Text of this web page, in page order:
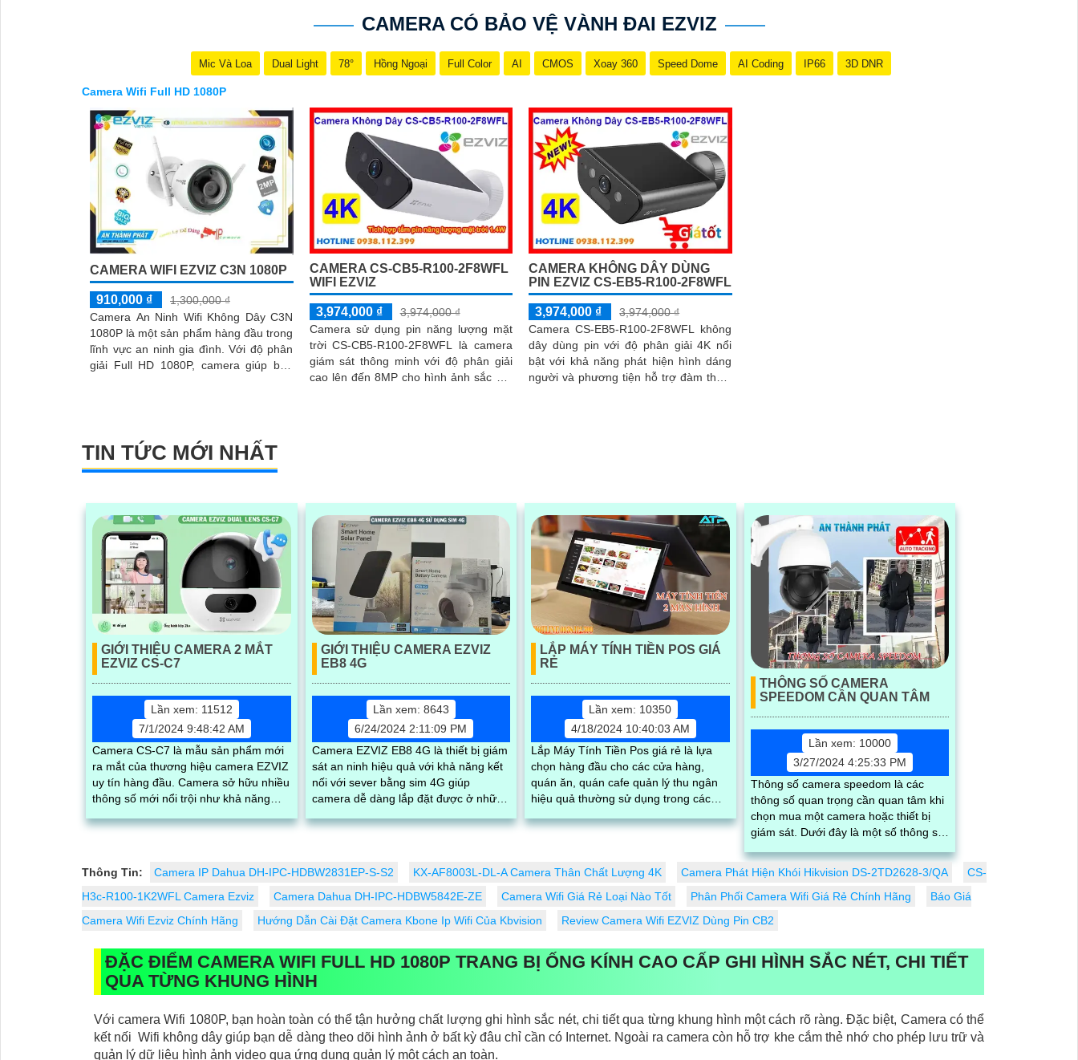
CAMERA CÓ BẢO VỆ VÀNH ĐAI EZVIZ
Mic Và Loa Dual Light 78° Hồng Ngoại Full Color AI CMOS Xoay 360 Speed Dome AI Coding IP66 3D DNR
Camera Wifi Full HD 1080P
CAMERA WIFI EZVIZ C3N 1080P
910,000 ₫
1,300,000 ₫
Camera An Ninh Wifi Không Dây C3N
1080P là một sản phẩm hàng đầu trong
lĩnh vực an ninh gia đình. Với độ phân
giải Full HD 1080P, camera giúp bạn
CAMERA CS-CB5-R100-2F8WFL
WIFI EZVIZ
3,974,000 ₫
3,974,000 ₫
Camera sử dụng pin năng lượng mặt
trời CS-CB5-R100-2F8WFL là camera
giám sát thông minh với độ phân giải
cao lên đến 8MP cho hình ảnh sắc nét
còi hú, đèn chớp báo động, Wifi Không
Dây, chức năng AI deep learning phân
biệt người & phương tiện
CAMERA KHÔNG DÂY DÙNG
PIN EZVIZ CS-EB5-R100-2F8WFL
3,974,000 ₫
3,974,000 ₫
Camera CS-EB5-R100-2F8WFL không
dây dùng pin với độ phân giải 4K nổi
bật với khả năng phát hiện hình dáng
người và phương tiện hỗ trợ đàm thoại
TIN TỨC MỚI NHẤT
GIỚI THIỆU CAMERA 2 MẮT
EZVIZ CS-C7
Lần xem: 11512
7/1/2024 9:48:42 AM
Camera CS-C7 là mẫu sản phẩm mới
ra mắt của thương hiệu camera EZVIZ
uy tín hàng đầu. Camera sở hữu nhiều
thông số mới nổi trội như khả năng
quay xoay 360, độ phân giải sắc nét
GIỚI THIỆU CAMERA EZVIZ
EB8 4G
Lần xem: 8643
6/24/2024 2:11:09 PM
Camera EZVIZ EB8 4G là thiết bị giám
sát an ninh hiệu quả với khả năng kết
nối với sever bằng sim 4G giúp
camera dễ dàng lắp đặt được ở những
LẮP MÁY TÍNH TIỀN POS GIÁ
RẺ
Lần xem: 10350
4/18/2024 10:40:03 AM
Lắp Máy Tính Tiền Pos giá rẻ là lựa
chọn hàng đầu cho các cửa hàng,
quán ăn, quán cafe quản lý thu ngân
hiệu quả thường sử dụng trong các
ưu hóa...
THÔNG SỐ CAMERA
SPEEDOM CẦN QUAN TÂM
Lần xem: 10000
3/27/2024 4:25:33 PM
Thông số camera speedom là các
thông số quan trọng cần quan tâm khi
chọn mua một camera hoặc thiết bị
giám sát. Dưới đây là một số thông số
1
Thông Tin: Camera IP Dahua DH-IPC-HDBW2831EP-S-S2 KX-AF8003L-DL-A Camera Thân Chất Lượng 4K Camera Phát Hiện Khói Hikvision DS-2TD2628-3/QA
CS-
H3c-R100-1K2WFL Camera Ezviz
Camera Dahua DH-IPC-HDBW5842E-ZE Camera Wifi Giá Rẻ Loại Nào Tốt Phân Phối Camera Wifi Giá Rẻ Chính Hãng
Báo Giá
Camera Wifi Ezviz Chính Hãng
Hướng Dẫn Cài Đặt Camera Kbone Ip Wifi Của Kbvision Review Camera Wifi EZVIZ Dùng Pin CB2
ĐẶC ĐIỂM CAMERA WIFI FULL HD 1080P TRANG BỊ ỐNG KÍNH CAO CẤP GHI HÌNH SẮC NÉT, CHI TIẾT
QUA TỪNG KHUNG HÌNH
Với camera Wifi 1080P, bạn hoàn toàn có thể tận hưởng chất lượng ghi hình sắc nét, chi tiết qua từng khung hình một cách rõ ràng. Đặc biệt, Camera có thể
kết nối Wifi không dây giúp bạn dễ dàng theo dõi hình ảnh ở bất kỳ đâu chỉ cần có Internet. Ngoài ra camera còn hỗ trợ khe cắm thẻ nhớ cho phép lưu trữ và
quản lý dữ liệu hình ảnh video qua ứng dụng quản lý một cách an toàn.